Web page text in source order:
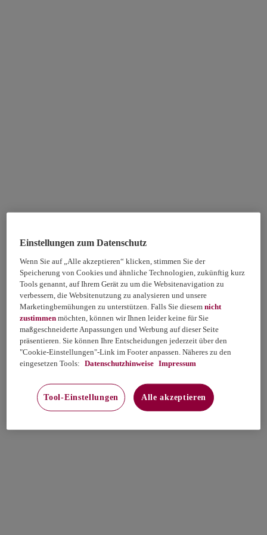
Einstellungen zum Datenschutz
Wenn Sie auf „Alle akzeptieren“ klicken, stimmen Sie der
Speicherung von Cookies und ähnliche Technologien, zukünftig kurz
Tools genannt, auf Ihrem Gerät zu um die Websitenavigation zu
verbessern, die Websitenutzung zu analysieren und unsere
Marketingbemühungen zu unterstützen. Falls Sie diesemnicht
zustimmen möchten, können wir Ihnen leider keine für Sie
maßgeschneiderte Anpassungen und Werbung auf dieser Seite
präsentieren. Sie können Ihre Entscheidungen jederzeit über den
"Cookie-Einstellungen"-Link im Footer anpassen. Näheres zu den
eingesetzen Tools: Datenschutzhinweise Impressum
Tool-Einstellungen Alle akzeptieren